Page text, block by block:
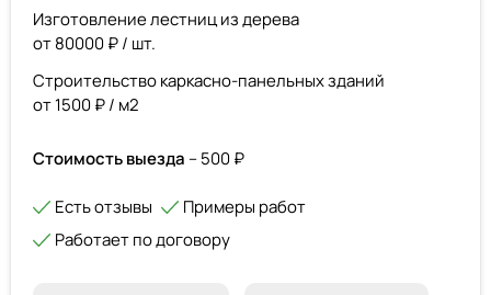
Изготовление лестниц из дерева
от 80000 ₽ / шт.
Строительство каркасно-панельных зданий
от 1500 ₽ / м2
Стоимость выезда – 500 ₽
Есть отзывы
Примеры работ
Работает по договору